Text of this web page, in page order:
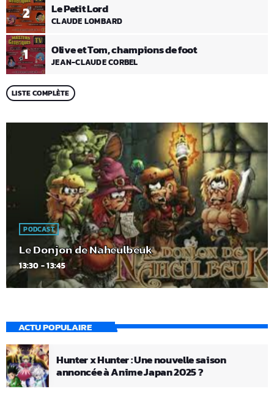
1 Olive et Tom, champions de foot
JEAN-CLAUDE CORBEL
2 Le Petit Lord
CLAUDE LOMBARD
LISTE COMPLÈTE
PODCAST
Le Donjon de Naheulbeuk
13:30 - 13:45
ACTU POPULAIRE
Hunter x Hunter : Une nouvelle saison
annoncée à Anime Japan 2025 ?